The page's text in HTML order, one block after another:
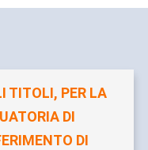
TITOLI, PER LA
DI
DI